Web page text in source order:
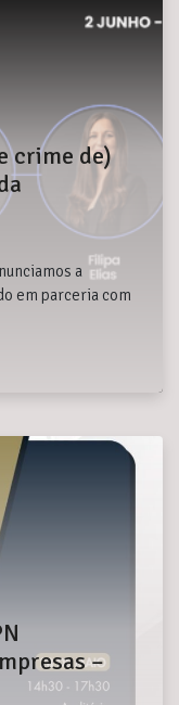
crime de)
a
em parceria com
–